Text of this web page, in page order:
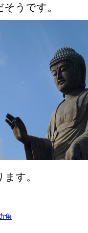
うです。
す。
角